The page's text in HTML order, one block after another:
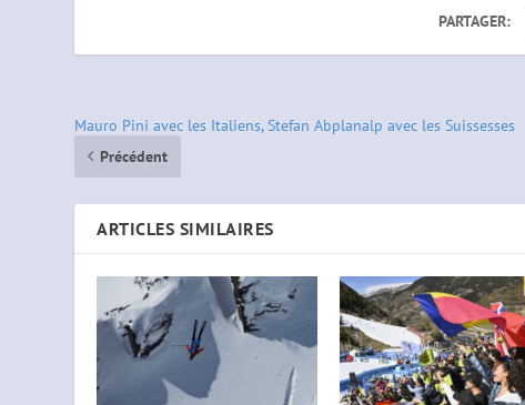
PARTAGER:
Mauro Pini avec les Italiens, Stefan Abplanalp avec les Suissesses
Précédent
ARTICLES SIMILAIRES